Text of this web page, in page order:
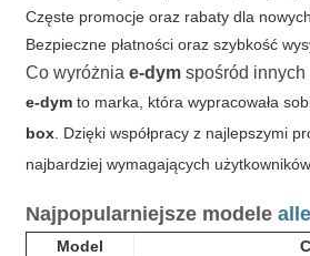
Częste promocje oraz rabaty dla
Bezpieczne płatności oraz szybkość
Co wyróżniae-dym spośród
e-dym to marka, która wypracowała
box . Dzięki współpracy z najlepszymi
najbardziej wymagających użytkowników.
Najpopularniejsze modele
Model